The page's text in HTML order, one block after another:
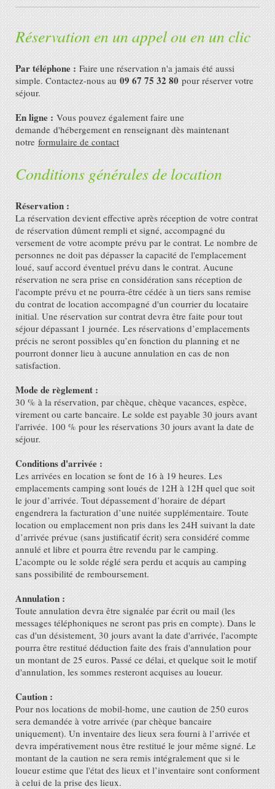
Réservation en un appel ou en un clic
Par téléphone :Faire une réservation n'a jamais été aussi
simple. Contactez-nous au09 67 75 32 80pour réserver votre
séjour.
En ligne :Vous pouvez également faire une
demande d'hébergement en renseignant dès maintenant
notreformulaire de contact
Conditions générales de location
Réservation :
La réservation devient effective après réception de votre contrat
de réservation dûment rempli et signé, accompagné du
versement de votre acompte prévu par le contrat. Le nombre de
personnes ne doit pas dépasser la capacité de l'emplacement
loué, sauf accord éventuel prévu dans le contrat. Aucune
réservation ne sera prise en considération sans réception de
l'acompte prévu et ne pourra-être cédée à un tiers sans remise
du contrat de location accompagné d'un courrier du locataire
initial. Une réservation sur contrat devra être faite pour tout
séjour dépassant 1 journée. Les réservations d’emplacements
précis ne seront possibles qu’en fonction du planning et ne
pourront donner lieu à aucune annulation en cas de non
satisfaction.
Mode de règlement :
30 % à la réservation, par chèque, chèque vacances, espèce,
virement ou carte bancaire. Le solde est payable 30 jours avant
l'arrivée.100 % pour les réservations 30 jours avant la date de
séjour.
Conditions d'arrivée :
Les arrivées en location se font de 16 à 19 heures. Les
emplacements camping sont loués de 12H à 12H quel que soit
le jour d’arrivée. Tout dépassement d’horaire de départ
engendrera la facturation d’une nuitée supplémentaire. Toute
location ou emplacement non pris dans les 24H suivant la date
d’arrivée prévue (sans justificatif écrit) sera considéré comme
annulé et libre et pourra être revendu par le camping.
L’acompte ou le solde réglé sera perdu et acquis au camping
sans possibilité de remboursement.
Annulation :
Toute annulation devra être signalée par écrit ou mail (les
messages téléphoniques ne seront pas pris en compte). Dans le
cas d'un désistement, 30 jours avant la date d'arrivée, l'acompte
pourra être restitué déduction faite des frais d'annulation pour
un montant de 25 euros. Passé ce délai, et quelque soit le motif
d'annulation, les sommes resteront acquises au loueur.
Caution :
Pour nos locations de mobil-home, une caution de 250 euros
sera demandée à votre arrivée (par chèque bancaire
uniquement). Un inventaire des lieux sera fourni à l’arrivée et
devra impérativement nous être restitué le jour même signé. Le
montant de la caution ne sera remis intégralement que si le
loueur estime que l'état des lieux et l’inventaire sont conforment
à celui de la prise des lieux.